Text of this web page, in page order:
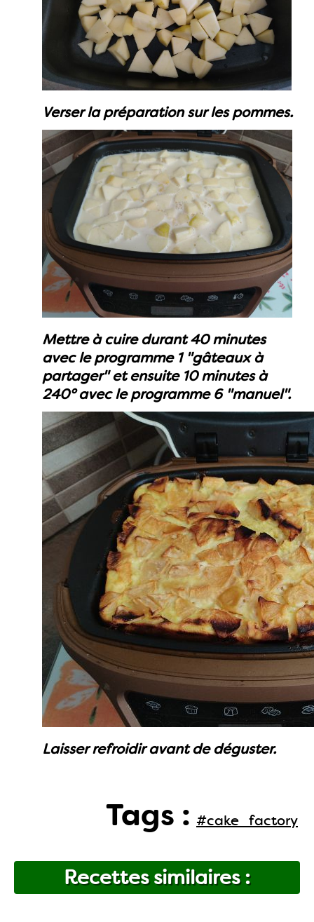
Verser la préparation sur les pommes.
Mettre à cuire durant 40 minutes
avec le programme 1 "gâteaux à
partager" et ensuite 10 minutes à
240° avec le programme 6 "manuel".
Laisser refroidir avant de déguster.
Tags : #cake_factory
Recettes similaires :